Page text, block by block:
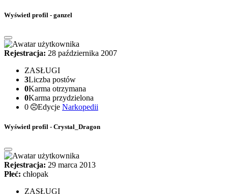
Wyświetl profil - ganzel
Rejestracja: 28 października 2007
ZASŁUGI
3Liczba postów
0Karma otrzymana
0Karma przydzielona
0
Edycje Narkopedii
Wyświetl profil - Crystal_Dragon
Rejestracja: 29 marca 2013
Płeć: chłopak
ZASŁUGI